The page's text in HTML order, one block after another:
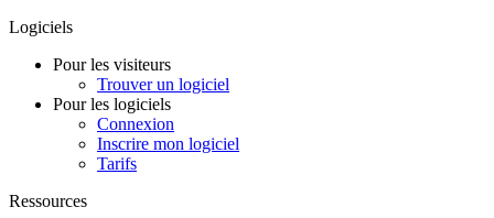
Logiciels
Pour les visiteurs
Trouver un logiciel
Pour les logiciels
Connexion
Inscrire mon logiciel
Tarifs
Ressources